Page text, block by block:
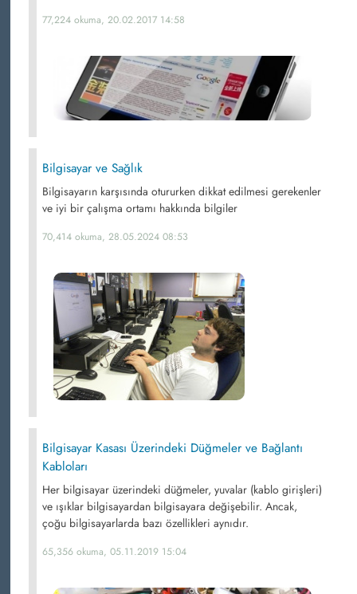
77,224 okuma, 20.02.2017 14:58
Bilgisayar ve Sağlık
Bilgisayarın karşısında otururken dikkat edilmesi gerekenler
ve iyi bir çalışma ortamı hakkında bilgiler
70,414 okuma, 28.05.2024 08:53
Bilgisayar Kasası Üzerindeki Düğmeler ve Bağlantı
Kabloları
Her bilgisayar üzerindeki düğmeler, yuvalar (kablo girişleri)
ve ışıklar bilgisayardan bilgisayara değişebilir. Ancak,
çoğu bilgisayarlarda bazı özellikleri aynıdır.
65,356 okuma, 05.11.2019 15:04